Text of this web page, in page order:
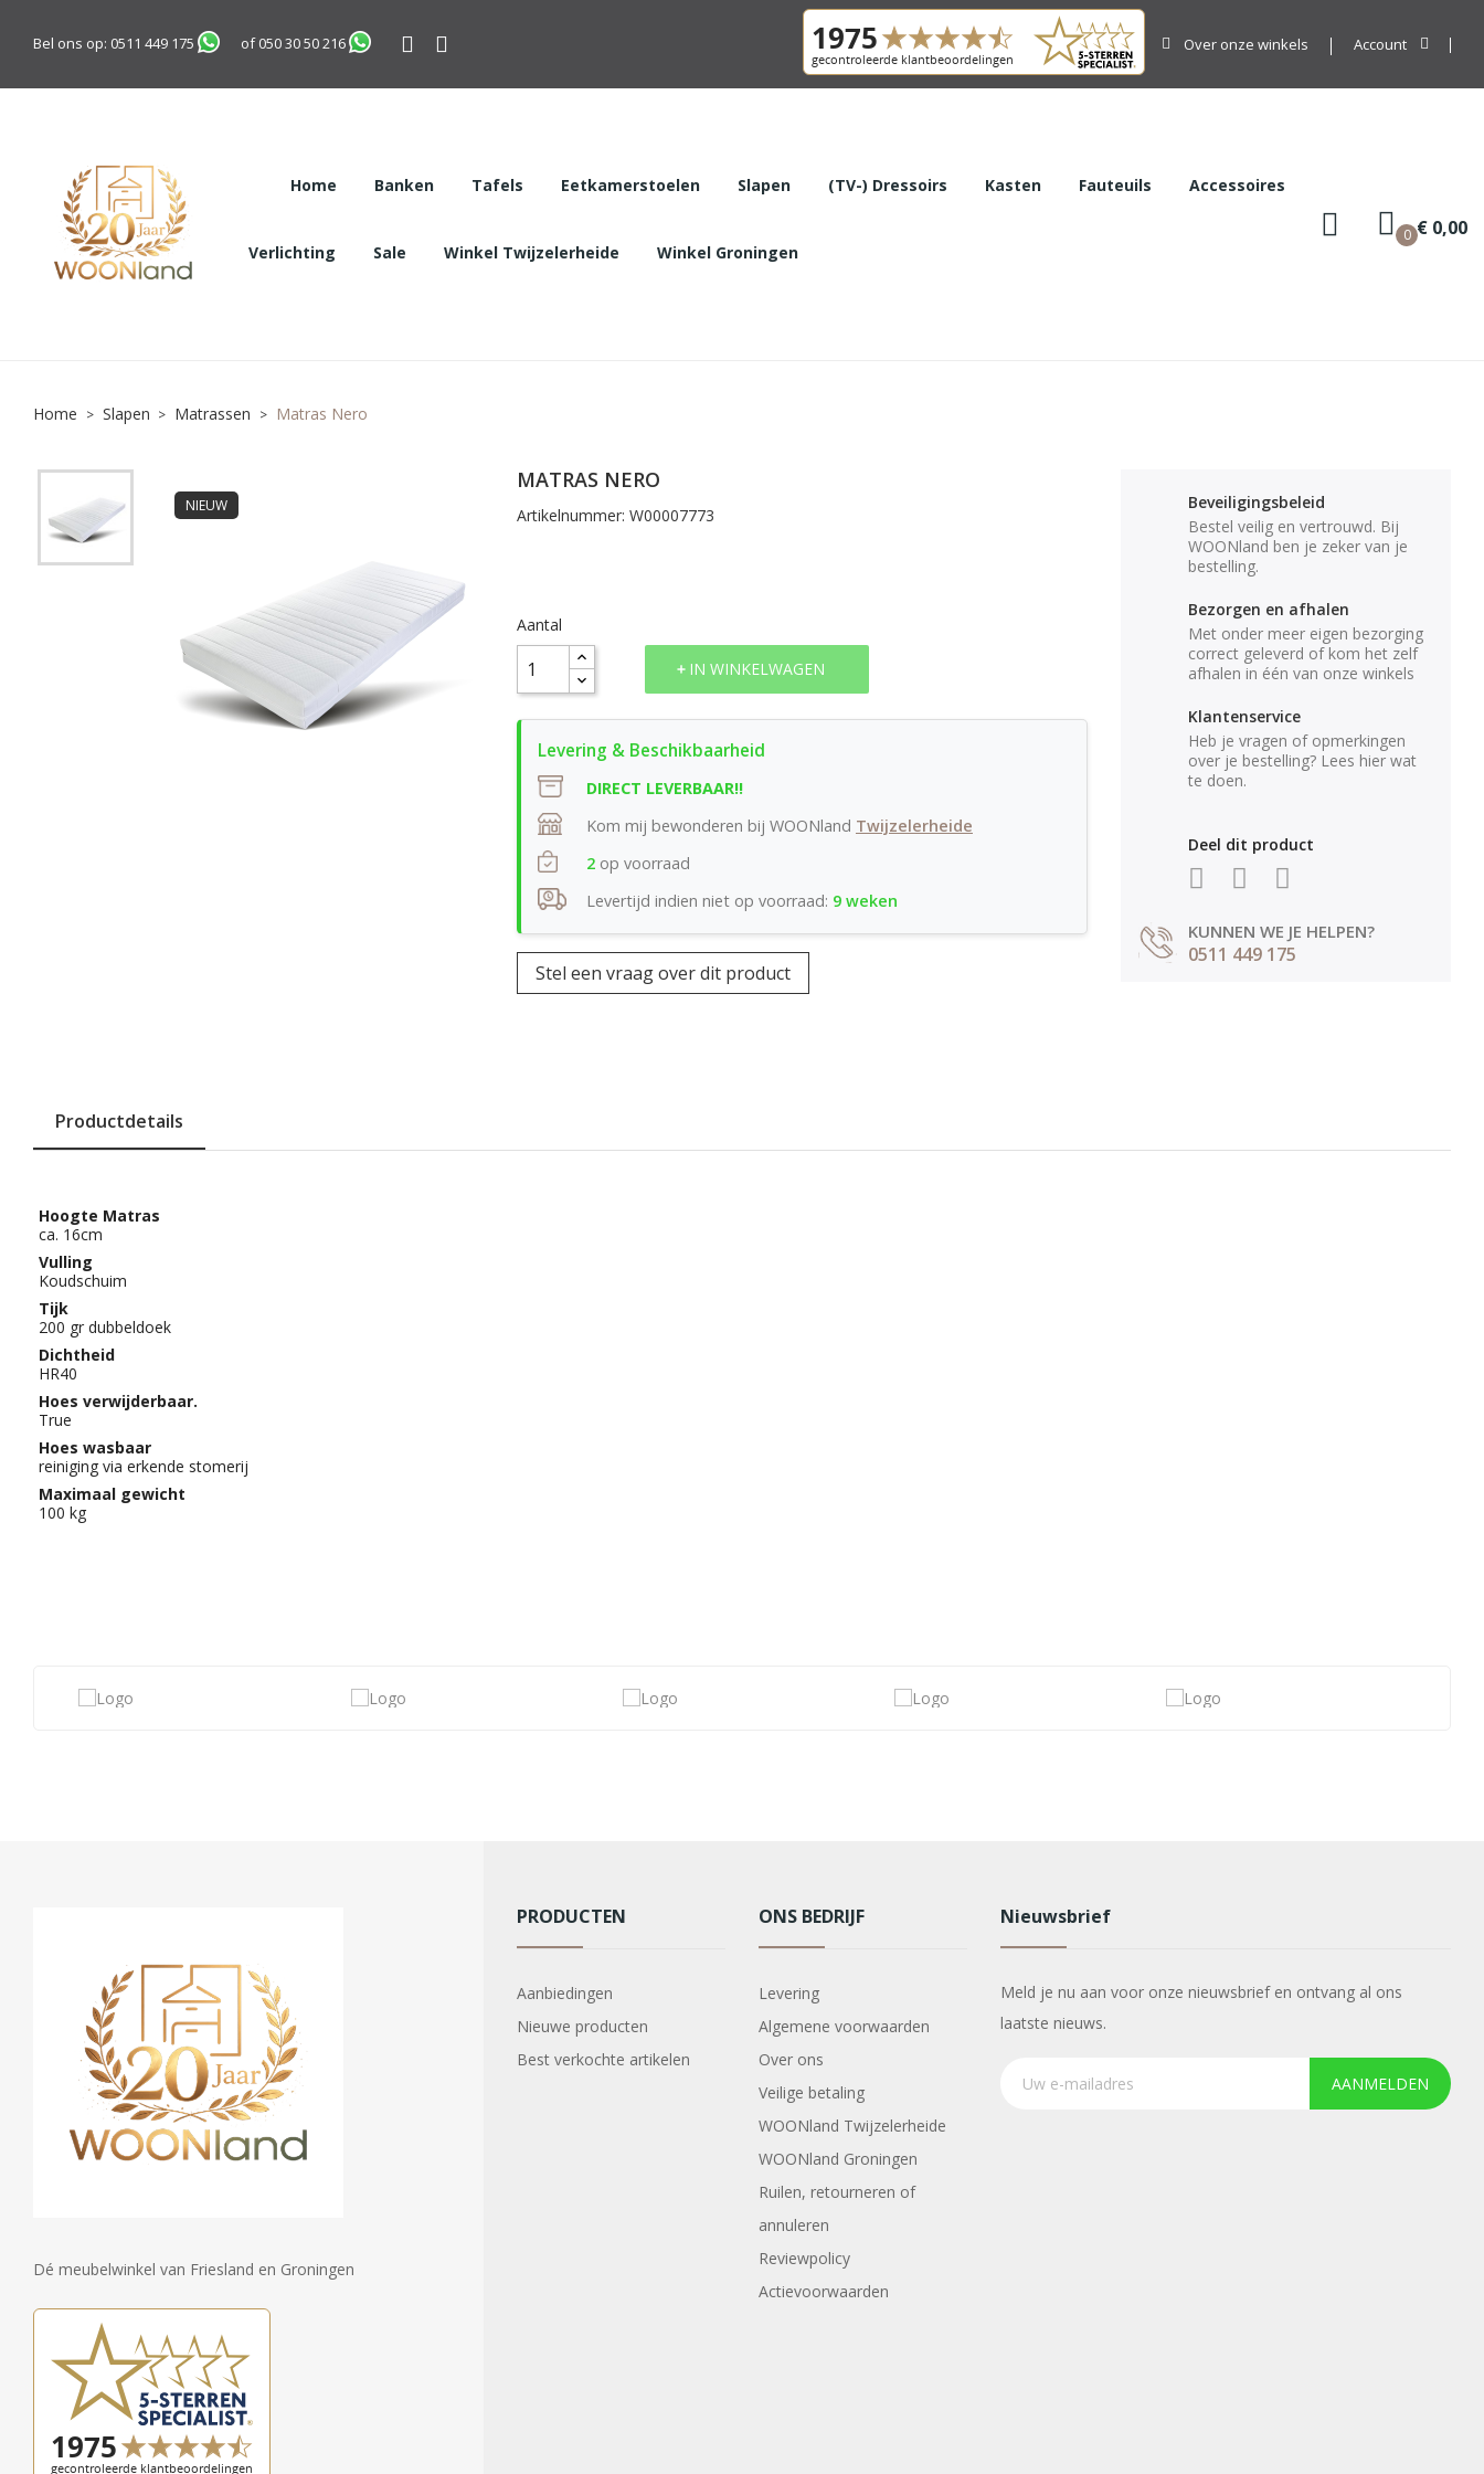
Bel ons op: 0511 449 175 of050 30 50 216 Over onze winkels Account
Home Banken Tafels Eetkamerstoelen Slapen (TV-) Dressoirs Kasten Fauteuils Accessoires
Verlichting Sale Winkel Twijzelerheide Winkel Groningen
0 € 0,00
Home Slapen Matrassen Matras Nero
NIEUW
MATRAS NERO
Artikelnummer: W00007773
Aantal
IN WINKELWAGEN
DIRECT LEVERBAAR!!
Kom mij bewonderen bij WOONland Twijzelerheide
2op voorraad
Levertijd indien niet op voorraad: 9 weken
Stel een vraag over dit product
Beveiligingsbeleid
Bestel veilig en vertrouwd. Bij
WOONland ben je zeker van je
bestelling.
Bezorgen en afhalen
Met onder meer eigen bezorging
correct geleverd of kom het zelf
afhalen in één van onze winkels
Klantenservice
Heb je vragen of opmerkingen
over je bestelling? Lees hier wat
te doen.
Deel dit product
KUNNEN WE JE HELPEN?
0511 449 175
Productdetails
Hoogte Matras
ca. 16cm
Vulling
Koudschuim
Tijk
200 gr dubbeldoek
Dichtheid
HR40
Hoes verwijderbaar.
True
Hoes wasbaar
reiniging via erkende stomerij
Maximaal gewicht
100 kg
Dé meubelwinkel van Friesland en Groningen
PRODUCTEN
Aanbiedingen
Nieuwe producten
Best verkochte artikelen
ONS BEDRIJF
Levering
Algemene voorwaarden
Over ons
Veilige betaling
WOONland Twijzelerheide
WOONland Groningen
Ruilen, retourneren of
annuleren
Reviewpolicy
Actievoorwaarden
Nieuwsbrief
Meld je nu aan voor onze nieuwsbrief en ontvang al ons
laatste nieuws.
AANMELDEN